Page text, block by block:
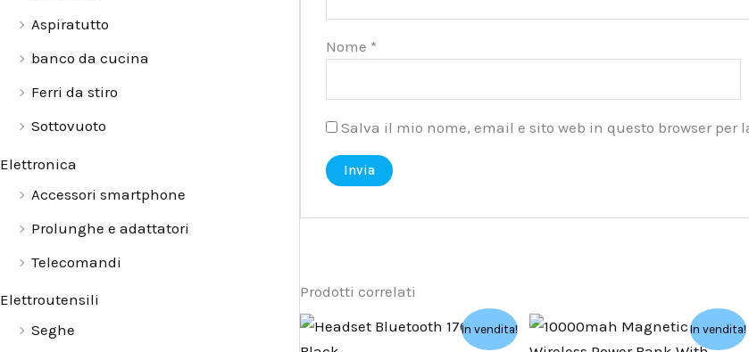
Aspiratutto
banco da cucina
Ferri da stiro
Sottovuoto
Elettronica
Accessori smartphone
Prolunghe e adattatori
Telecomandi
Elettroutensili
Seghe
Nome *
Salva il mio nome, email e sito web in questo browser per
Prodotti correlati
In vendita!
Il
Il
In vendita!
Il
Il
prezzo